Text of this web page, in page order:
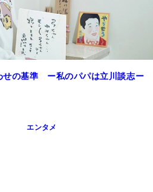
せの基準 ー私のパパは立川談志ー
エンタメ